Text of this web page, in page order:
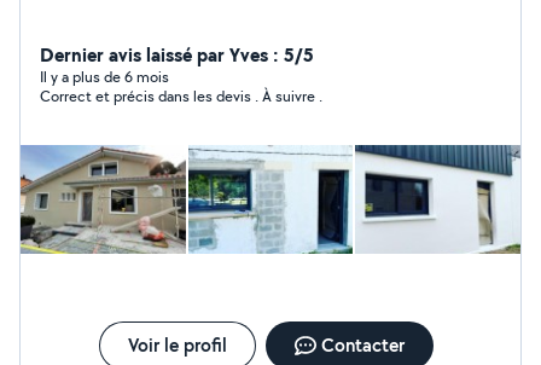
Dernier avis laissé par Yves : 5/5
Il y a plus de 6 mois
Correct et précis dans les devis . À suivre .
Voir le profil Contacter